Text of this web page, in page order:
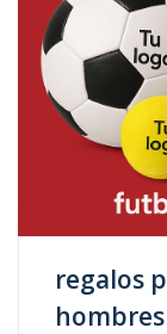
regalos
hombres